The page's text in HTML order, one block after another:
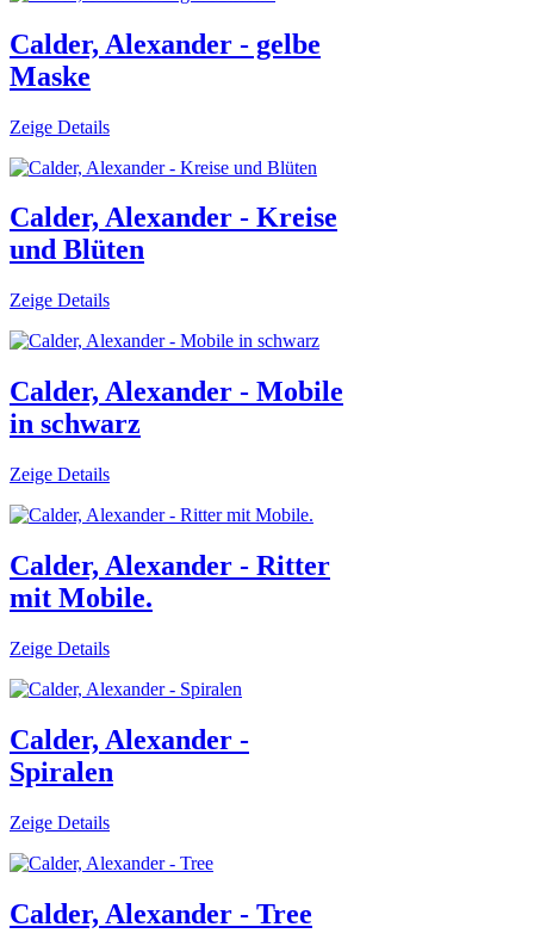
Calder, Alexander - gelbe
Maske
Zeige Details
Calder, Alexander - Kreise
und Blüten
Zeige Details
Calder, Alexander - Mobile
in schwarz
Zeige Details
Calder, Alexander - Ritter
mit Mobile.
Zeige Details
Calder, Alexander -
Spiralen
Zeige Details
Calder, Alexander - Tree